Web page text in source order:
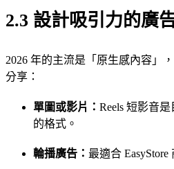
2.3 設計吸引力的廣
2026 年的主流是「原生感內容」
分享：
單圖或影片： Reels 短影音
的格式。
輪播廣告： 最適合